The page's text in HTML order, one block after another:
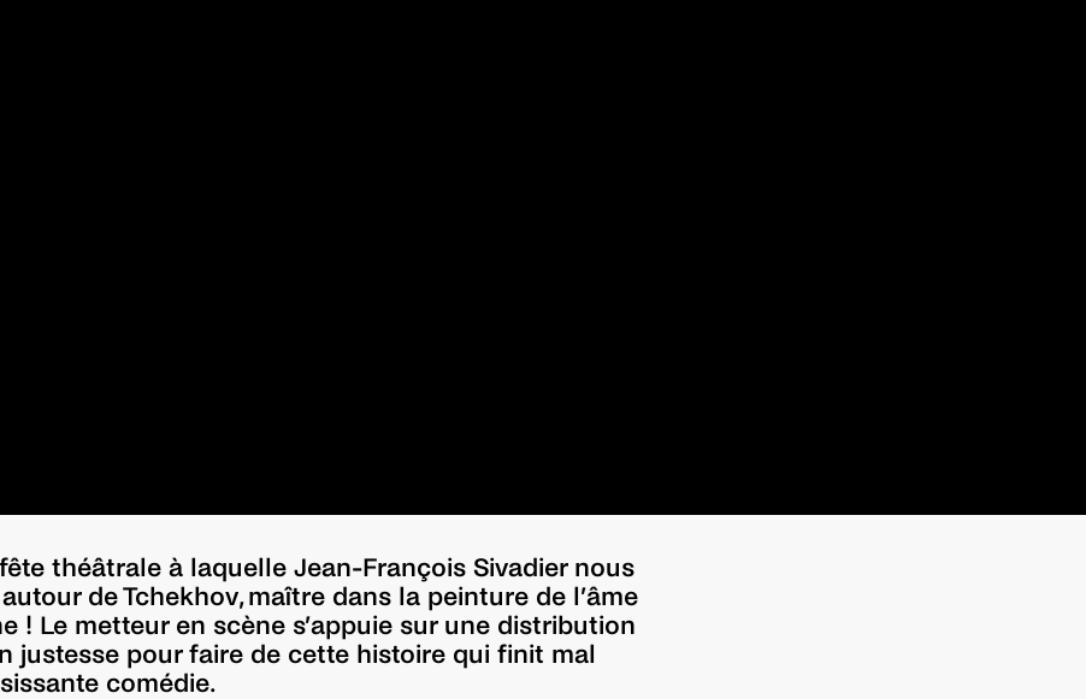
théâtrale à laquelle Jean-François Sivadier nous
de Tchekhov, maître dans la peinture de l’âme
! Le metteur en scène s’appuie sur une distribution
justesse pour faire de cette histoire qui finit mal
comédie.